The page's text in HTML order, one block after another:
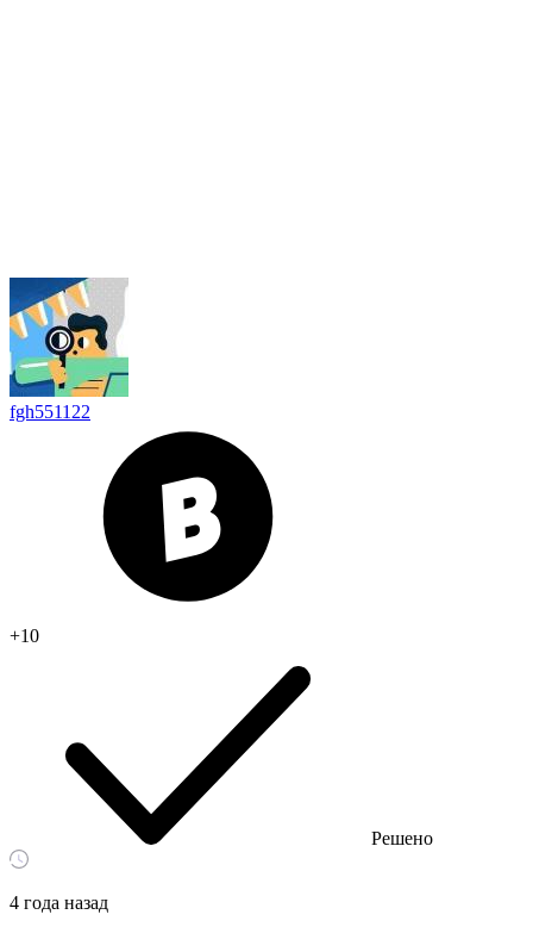
fgh551122
+10
Решено
4 года назад